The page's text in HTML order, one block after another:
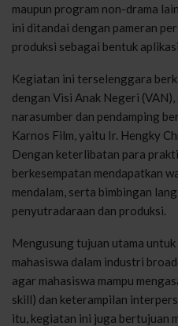
maupun program non-drama
ini ditandai dengan pameran
produksi sebagai bentuk
Kegiatan ini terselenggara
dengan Visi Anak Negeri
narasumber dan pendamping
Karnos Film, yaitu Ir. Hengky
Dengan keterlibatan para
berkesempatan mendapatkan
mendalam, serta bimbingan
penyutradaraan dan produksi.
Mengusung tujuan utama
mahasiswa dalam industri
agar mahasiswa mampu
skill) dan keterampilan
itu, kegiatan ini juga bertujuan